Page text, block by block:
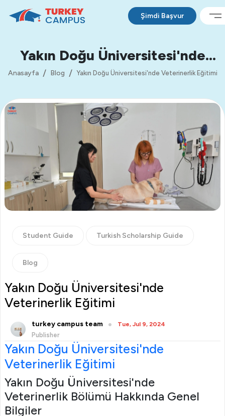
Şimdi Başvur
Yakın Doğu Üniversitesi'nde
Veterinerlik Eğitimi
Anasayfa Blog Yakın Doğu Üniversitesi'nde Veterinerlik Eğitimi
Student Guide Turkish Scholarship Guide
Blog
Yakın Doğu Üniversitesi'nde
Veterinerlik Eğitimi
turkey campus team Tue, Jul 9, 2024
Publisher
Yakın Doğu Üniversitesi'nde
Veterinerlik Eğitimi
Yakın Doğu Üniversitesi'nde
Veterinerlik Bölümü Hakkında Genel
Bilgiler